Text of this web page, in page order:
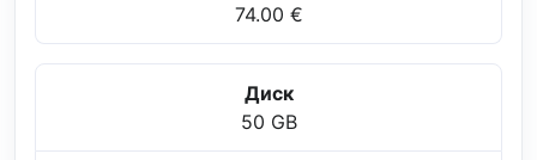
74.00 €
Диск
50 GB